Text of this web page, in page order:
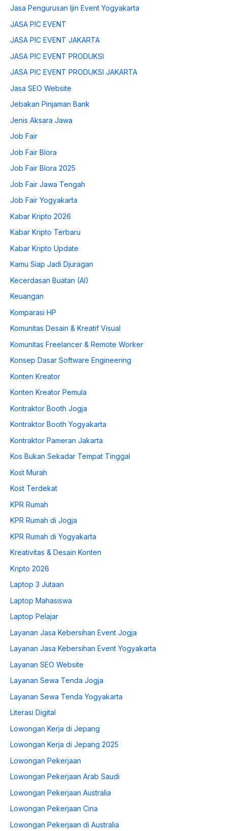
Jasa Pengurusan Ijin Event Yogyakarta
JASA PIC EVENT
JASA PIC EVENT JAKARTA
JASA PIC EVENT PRODUKSI
JASA PIC EVENT PRODUKSI JAKARTA
Jasa SEO Website
Jebakan Pinjaman Bank
Jenis Aksara Jawa
Job Fair
Job Fair Blora
Job Fair Blora 2025
Job Fair Jawa Tengah
Job Fair Yogyakarta
Kabar Kripto 2026
Kabar Kripto Terbaru
Kabar Kripto Update
Kamu Siap Jadi Djuragan
Kecerdasan Buatan (AI)
Keuangan
Komparasi HP
Komunitas Desain & Kreatif Visual
Komunitas Freelancer & Remote Worker
Konsep Dasar Software Engineering
Konten Kreator
Konten Kreator Pemula
Kontraktor Booth Jogja
Kontraktor Booth Yogyakarta
Kontraktor Pameran Jakarta
Kos Bukan Sekadar Tempat Tinggal
Kost Murah
Kost Terdekat
KPR Rumah
KPR Rumah di Jogja
KPR Rumah di Yogyakarta
Kreativitas & Desain Konten
Kripto 2026
Laptop 3 Jutaan
Laptop Mahasiswa
Laptop Pelajar
Layanan Jasa Kebersihan Event Jogja
Layanan Jasa Kebersihan Event Yogyakarta
Layanan SEO Website
Layanan Sewa Tenda Jogja
Layanan Sewa Tenda Yogyakarta
Literasi Digital
Lowongan Kerja di Jepang
Lowongan Kerja di Jepang 2025
Lowongan Pekerjaan
Lowongan Pekerjaan Arab Saudi
Lowongan Pekerjaan Australia
Lowongan Pekerjaan Cina
Lowongan Pekerjaan di Australia